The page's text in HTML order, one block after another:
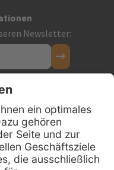
Newsletter:
GmbH
7